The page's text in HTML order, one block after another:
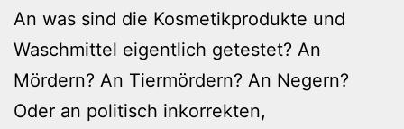
An was sind die Kosmetikprodukte und
Waschmittel eigentlich getestet? An
Mördern? An Tiermördern? An Negern?
Oder an politisch inkorrekten,